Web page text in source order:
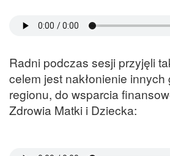
Radni podczas sesji przyjęli
celem jest nakłonienie
regionu, do wsparcia
Zdrowia Matki i Dziecka: